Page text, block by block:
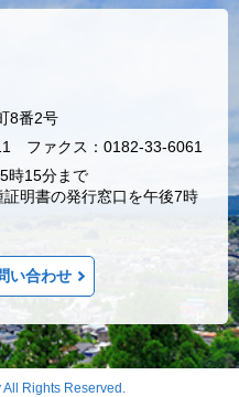
8番2号
ファクス：0182-33-6061
時15分まで
証明書の発行窓口を午後7時
い合わせ
Rights Reserved.